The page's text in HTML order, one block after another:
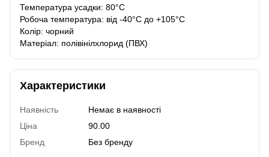
Температура усадки: 80°C
Робоча температура: від -40°C до +105°C
Колір: чорний
Матеріал: полівінілхлорид (ПВХ)
Характеристики
Наявність
Немає в наявності
Ціна
90.00
Бренд
Без бренду